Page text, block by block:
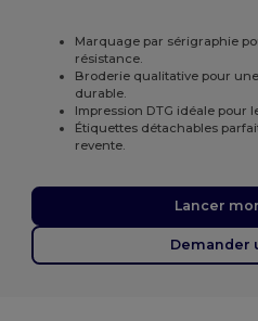
Marquage par sérigraphie
résistance.
Broderie qualitative pour
durable.
Impression DTG idéale pour
Étiquettes détachables
revente.
Lancer
Demander